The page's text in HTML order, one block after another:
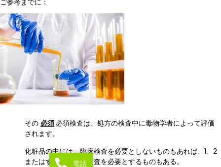
その 必須必須検査は、処方の検査中に毒物学者によって評価
されます。
化粧品の中には、臨床検査を必要としないものもあれば、1、2
またはすべての臨床検査を必要とするものもある。
電話